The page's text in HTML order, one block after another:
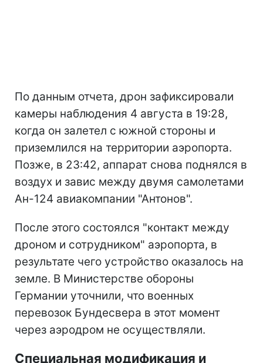
По данным отчета, дрон зафиксировали
камеры наблюдения 4 августа в 19:28,
когда он залетел с южной стороны и
приземлился на территории аэропорта.
Позже, в 23:42, аппарат снова поднялся в
воздух и завис между двумя самолетами
Ан-124 авиакомпании "Антонов".
После этого состоялся "контакт между
дроном и сотрудником" аэропорта, в
результате чего устройство оказалось на
земле. В Министерстве обороны
Германии уточнили, что военных
перевозок Бундесвера в этот момент
через аэродром не осуществляли.
Специальная модификация и